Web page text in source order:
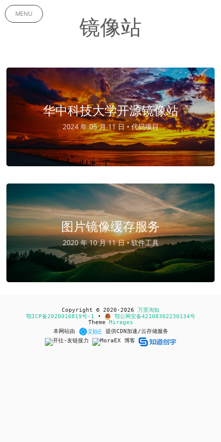
MENU 镜像站
华中科技大学开源镜像站
2024 年 05 月 11 日 •代码项目
图片镜像缓存服务
2020 年 10 月 11 日 •软件工具
Copyright © 2020-2026 万里淘知
鄂ICP备2020016819号-1 •
鄂公网安备42108302230134号
Theme Mirages
本网站由
提供CDN加速/云存储服务